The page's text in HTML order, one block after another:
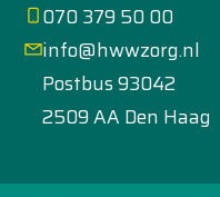
070 379 50 00
info@hwwzorg.nl
Postbus 93042
2509 AA Den Haag